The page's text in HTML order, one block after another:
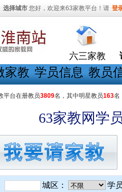
选择城市 您好，欢迎来63家教平台！请 登
六三家教
家教 学员信息 教员
平台在册教员3809名，其中明星教员163名
63家教网学
城区： 学